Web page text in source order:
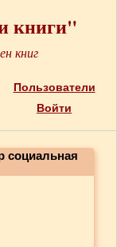
книги"
книг
Пользователи
Войти
социальная